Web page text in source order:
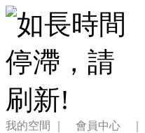
我的空間 ｜ 會員中心 ｜